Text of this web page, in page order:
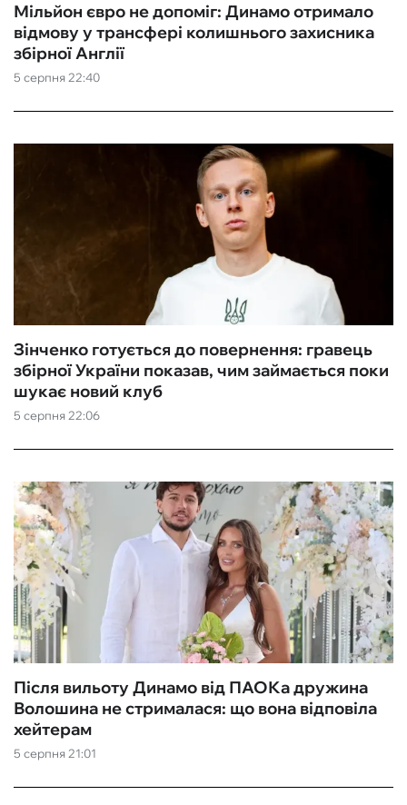
5 серпня 22:40
Мільйон євро не допоміг: Динамо отримало
відмову у трансфері колишнього захисника
збірної Англії
5 серпня 22:06
Зінченко готується до повернення: гравець
збірної України показав, чим займається поки
шукає новий клуб
5 серпня 21:01
Після вильоту Динамо від ПАОКа дружина
Волошина не стрималася: що вона відповіла
хейтерам